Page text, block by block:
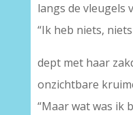
langs de vleugels
“Ik heb niets,
dept met haar
onzichtbare
“Maar wat was ik